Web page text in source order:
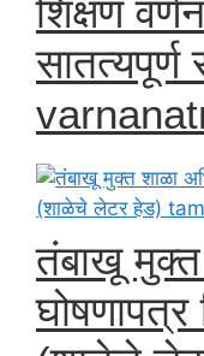
शिक्षण
सातत्यपूर्ण
तंबाखू मुक्त